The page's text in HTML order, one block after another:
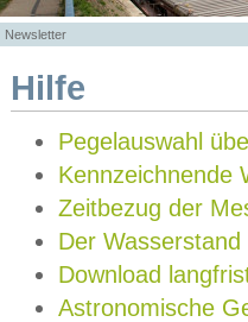
Newsletter
Hilfe
Pegelauswahl
Kennzeichnende
Zeitbezug der
Der Wasserstand
Download
Astronomische